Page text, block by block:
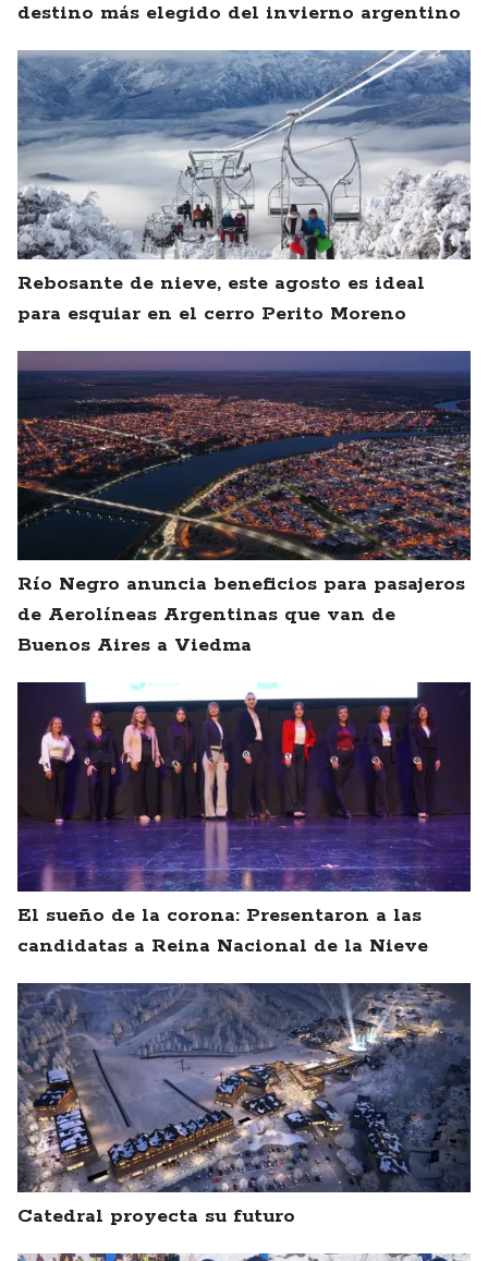
destino más elegido del invierno argentino
Rebosante de nieve, este agosto es ideal
para esquiar en el cerro Perito Moreno
Río Negro anuncia beneficios para pasajeros
de Aerolíneas Argentinas que van de
Buenos Aires a Viedma
El sueño de la corona: Presentaron a las
candidatas a Reina Nacional de la Nieve
Catedral proyecta su futuro